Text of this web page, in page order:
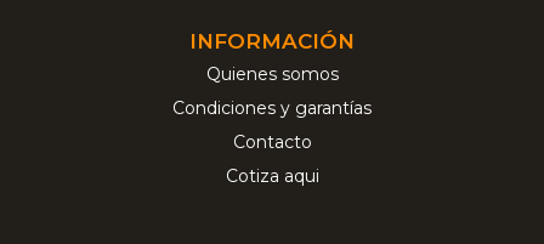
INFORMACIÓN
Quienes somos
Condiciones y garantías
Contacto
Cotiza aqui